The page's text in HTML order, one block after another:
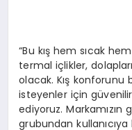
“Bu kış hem sıcak
termal içlikler,
olacak. Kış konforunu
isteyenler için
ediyoruz. Markamızın
grubundan